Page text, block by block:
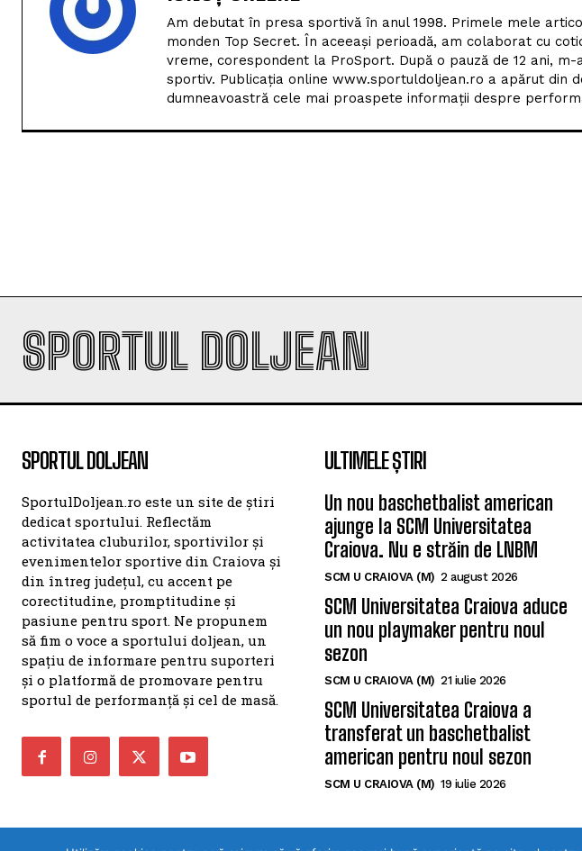
Am debutat în presa sportivă în anul 1998. Primele mele
monden Top Secret. În aceeași perioadă, am colaborat cu
vreme, corespondent la ProSport. După o pauză de 12 ani,
sportiv. Publicația online www.sportuldoljean.ro a apărut din
dumneavoastră cele mai proaspete informații despre
SPORTUL DOLJEAN
SPORTUL DOLJEAN
SportulDoljean.ro este un site de știri
dedicat sportului. Reflectăm
activitatea cluburilor, sportivilor și
evenimentelor sportive din Craiova și
din întreg județul, cu accent pe
corectitudine, promptitudine și
pasiune pentru sport. Ne propunem
să fim o voce a sportului doljean, un
spațiu de informare pentru suporteri
și o platformă de promovare pentru
sportul de performanță și cel de masă.
ULTIMELE ȘTIRI
Un nou baschetbalist american
ajunge la SCM Universitatea
Craiova. Nu e străin de LNBM
SCM U CRAIOVA (M) 2 august 2026
SCM Universitatea Craiova aduce
un nou playmaker pentru noul
sezon
SCM U CRAIOVA (M) 21 iulie 2026
SCM Universitatea Craiova a
transferat un baschetbalist
american pentru noul sezon
SCM U CRAIOVA (M) 19 iulie 2026